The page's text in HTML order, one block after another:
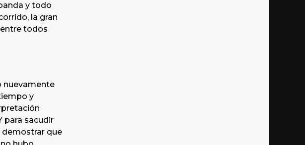
y todo
la gran
todos
nuevamente
y
para sacudir
demostrar que